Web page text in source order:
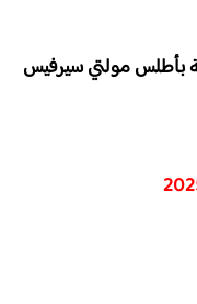
القضائية بأطلس مولتي سيرفيس